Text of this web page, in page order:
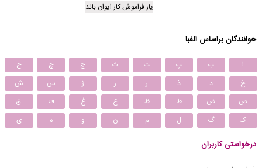
یار فراموش کار ایوان باند
خوانندگان براساس الفبا
ا ب پ ت ث ج چ
ح
خ
د ذ ر ز ژ س
ش
ص
ض ط ظ ع غ ف
ق
ک
گ ل م ن و ه ی
درخواستی کاربران